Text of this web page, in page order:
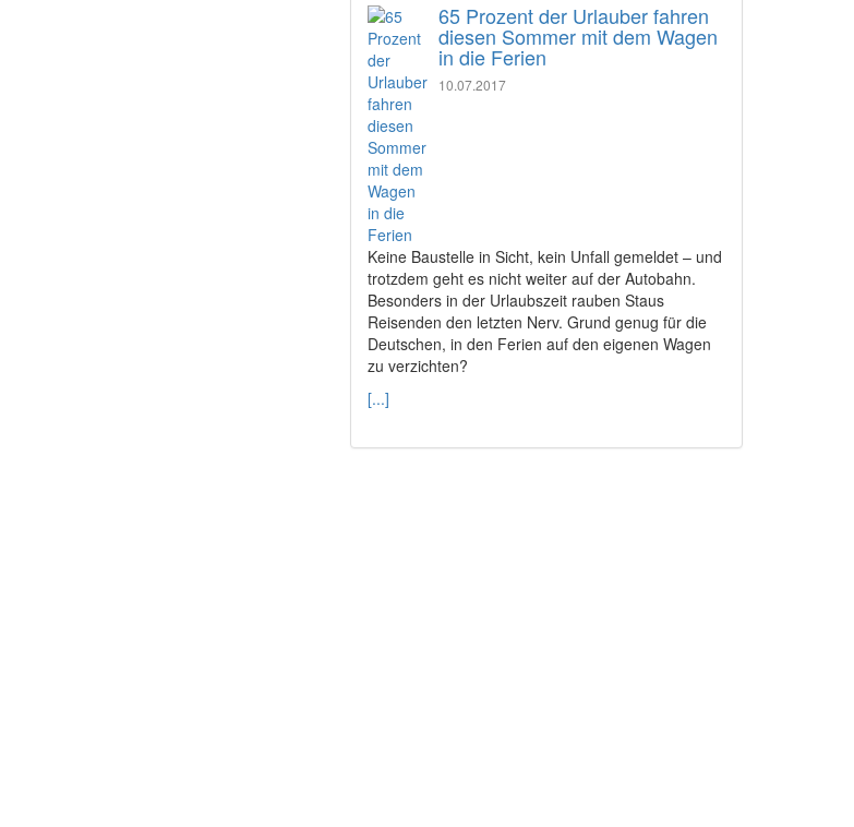
65 Prozent der Urlauber fahren
diesen Sommer mit dem Wagen
in die Ferien
10.07.2017
Keine Baustelle in Sicht, kein Unfall gemeldet – und
trotzdem geht es nicht weiter auf der Autobahn.
Besonders in der Urlaubszeit rauben Staus
Reisenden den letzten Nerv. Grund genug für die
Deutschen, in den Ferien auf den eigenen Wagen
zu verzichten?
[...]